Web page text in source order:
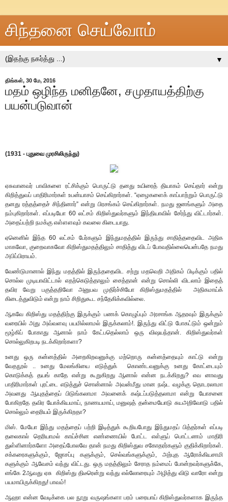
சிந்தனை செய்வோம்
▼
திங்கள், 30 மே, 2016
மதம் ஒழிந்த மனிதனே, சமுதாயத்திற்கு
பயன்படுவான்
(1931 - புதுவை முரசிலிருந்து)
ஏசுவானவர் பாவிகளை ரட்சிக்கும் பொருட்டு தனது உயிரைத் தியாகம் செய்தார் என்று
கிறித்துவப் பாதிரிமார்கள் உபன்யாசம் செய்கிறார்கள். “ஏழைகளைக் காப்பாற்றும் பொருட்டு
தனது ரத்தத்தைச் சிந்தினார்” என்று பிரசங்கம் செய்கிறார்கள். நமது ஜனங்களும் அதை
நம்புகிறார்கள். எப்படியோ 60 லட்சம் கிறிஸ்துவர்களும் இந்தியாவில் சேர்ந்து விட்டார்கள்.
அதைப்பற்றி நமக்கு எள்ளளவும் கவலை கிடையாது.
ஏனெனில் இந்த 60 லட்சம் பேர்களும் இந்துமதத்தில் இருந்து சாதித்ததைவிட அதிக
மாகவோ, குறைவாகவோ கிறிஸ்துமதத்திலும் சாதித்து விடப் போவதில்லையென்பதே நமது
அபிப்பிராயம்.
வேண்டுமானால் இந்து மதத்தில் இருந்ததைவிட சற்று மதவெறி அதிகம் பிடிக்கும் பதில்
சொல்ல முடியாவிட்டால் எதற்கெடுத்தாலும் சைத்தான் என்று சொல்லி விடலாம் இதைத்
தவிர வேறு பகுத்தறிவோ அனுபவ முதிர்ச்சியோ கிறிஸ்துமதத்தில் அதிகமாய்க்
கிடைத்துவிடும் என்று நாம் சிறிதுகூட சந்தேகிக்கவில்லை.
ஆகவே கிறிஸ்து மதத்திற்கு இருக்கும் பணக் கொழுப்பும் அரசாங்க ஆதரவும் இருக்கும்
வரையில் அது அவ்வளவு பயமில்லாமல் இருக்கலாம்!. இருந்து விட்டு போகட்டும் ஒன்றும்
மூழ்கிப் போகாது ஆனால் நாம் கேட்பதெல்லாம் ஒரு விஷயந்தான். கிறிஸ்துவர்கள்
சொல்லுகிறபடி நடக்கிறார்களா?
உனது ஒரு கன்னத்தில் அறைகிறவனுக்கு மற்றொரு கன்னத்தையும் காட்டு என்று
வேதநூல் .. உனது மேலங்கியை எடுத்துக் கொண்டவனுக்கு உனது கோட்டையும்
கொடுக்கத் தயங் காதே என்று கூறுகிறது ஆனால் என்ன நடக்கிறது? எவ னாவது
பாதிரிமார்கள் புரட்டை எடுத்துச் சொன்னால் அவன்மீது மான நஷ்ட வழக்கு தொடரலாமா
அவனது ஆயுதத்தைப் பிடுங்கலாமா அவனைக் கஷ்டப்படுத்தலாமா என்று யோசனை
போகிறதே தவிர யோக்கியமாய், நாணயமாய், மனுஷத் தன்மையோடு சுயஅறிவோடு பதில்
சொல்லும் தைரியம் இருக்கிறதா?
மிஸ். மேயோ இந்து மதத்தைப் பற்றி இடித்துக் கூறியபோது இந்துமதப் பித்தர்கள் எப்படி
தலைகால் தெரியாமல் காய்ச்சின எண்ணையில் போட்ட எள்ளுப் பொட்டணம் மாதிரி
துள்ளினார்களோ அதைப்போலவே தான் நமது கிறிஸ்துவ சகோதரர்களும் குதிக்கிறார்கள்.
சக்கரைகளுக்கும், ஜோசப்பு களுக்கும், செல்வங்களுக்கும், அற்புத ஆரோக்கியசாமி
களுக்கும் ஆவேசம் வந்து விட்டது. ஒரு மதத்திலும் சேராத நம்மைப் போன்றவர்களுக்கே,
எங்கே 2ஆவது ஏசு கிறிஸ்து திடீரென்று வந்து எல்லோரையும் அழித்து விடு வாரோ என்று
பயமாயிருக்கிறது! பாவம்!
ஆஹா என்ன வேடிக்கை பல நூறு வருஷங்களா பரம் பரையாய் கிறிஸ்துவர்களாக இருந்த